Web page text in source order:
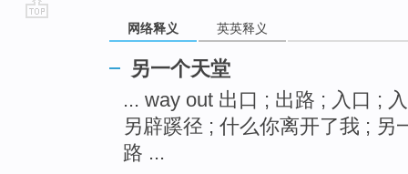
网络释义 英英释义
另一个天堂
... way out 出口 ; 出路 ; 入口 ;
另辟蹊径 ; 什么你离开了我 ; 另
路 ...